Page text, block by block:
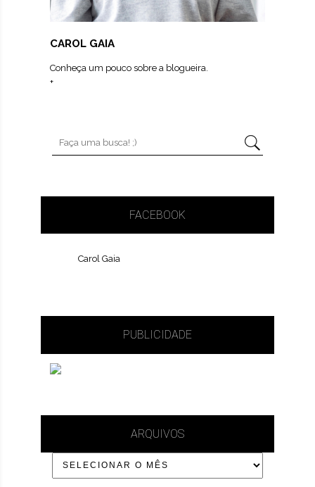
CAROL GAIA
Conheça um pouco sobre a blogueira.
+
FACEBOOK
Carol Gaia
PUBLICIDADE
ARQUIVOS